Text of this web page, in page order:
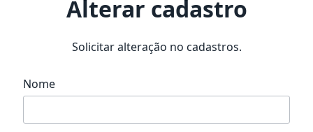
Alterar cadastro
Solicitar alteração no cadastros.
Nome